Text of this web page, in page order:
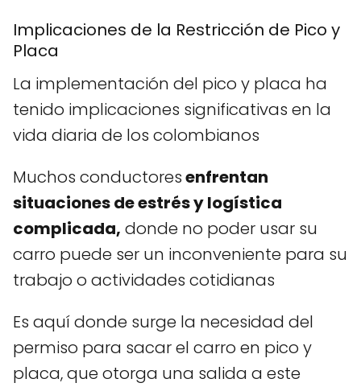
Implicaciones de la Restricción de Pico y
Placa
La implementación del pico y placa ha
tenido implicaciones significativas en la
vida diaria de los colombianos
Muchos conductoresenfrentan
situaciones de estrés y logística
complicada, donde no poder usar su
carro puede ser un inconveniente para su
trabajo o actividades cotidianas
Es aquí donde surge la necesidad del
permiso para sacar el carro en pico y
placa, que otorga una salida a este